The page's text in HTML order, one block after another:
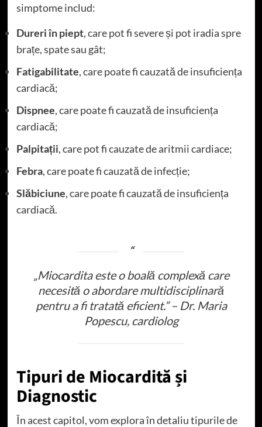
simptome includ:
Dureri în piept, care pot fi severe și pot iradia spre
brațe, spate sau gât;
Fatigabilitate, care poate fi cauzată de insuficiența
cardiacă;
Dispnee, care poate fi cauzată de insuficiența
cardiacă;
Palpitații, care pot fi cauzate de aritmii cardiace;
Febra, care poate fi cauzată de infecție;
Slăbiciune, care poate fi cauzată de insuficiența
cardiacă.
„Miocardita este o boală complexă care
necesită o abordare multidisciplinară
pentru a fi tratată eficient.” – Dr. Maria
Popescu, cardiolog
Tipuri de Miocardită și
Diagnostic
În acest capitol, vom explora în detaliu tipurile de